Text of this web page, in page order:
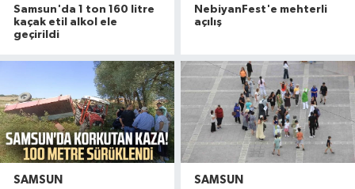
Samsun'da 1 ton 160 litre
kaçak etil alkol ele
geçirildi
NebiyanFest'e mehterli
açılış
SAMSUN SAMSUN